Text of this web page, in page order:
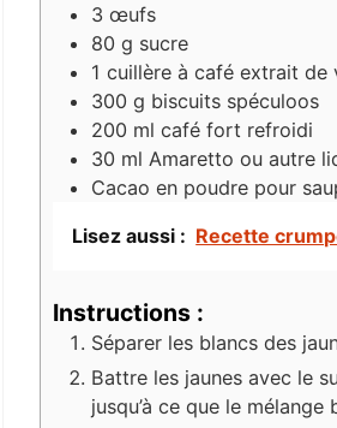
3 œufs
80 g sucre
1 cuillère à café extrait de
300 g biscuits spéculoos
200 ml café fort refroidi
30 ml Amaretto ou autre
Cacao en poudre pour
Lisez aussi : Recette
Instructions :
Séparer les blancs des
Battre les jaunes avec le
jusqu’à ce que le mélange